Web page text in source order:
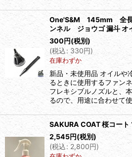
One'S&M 145mm 全
ンネル ジョウゴ 漏斗 オ
300円(税別)
(税込: 330円)
在庫わずか
新品・未使用品 オイルや
るときに使用するファン
フレキシブルノズルと、
るので、用途に合わせて
SAKURA COAT 桜コー
2,545円(税別)
(税込: 2,800円)